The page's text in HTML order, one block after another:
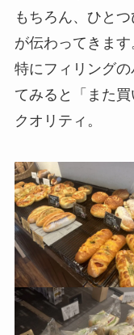
もちろん、ひと
が伝わってきます
特にフィリング
てみると「また
クオリティ。